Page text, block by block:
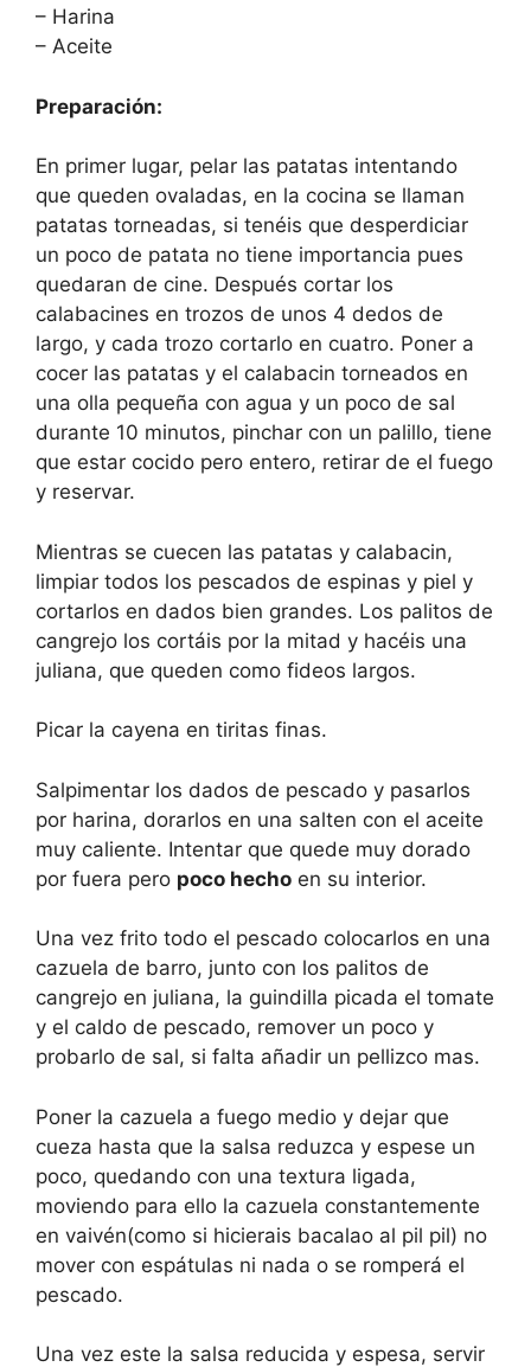
– Harina
– Aceite
Preparación:
En primer lugar, pelar las patatas intentando
que queden ovaladas, en la cocina se llaman
patatas torneadas, si tenéis que desperdiciar
un poco de patata no tiene importancia pues
quedaran de cine. Después cortar los
calabacines en trozos de unos 4 dedos de
largo, y cada trozo cortarlo en cuatro. Poner a
cocer las patatas y el calabacin torneados en
una olla pequeña con agua y un poco de sal
durante 10 minutos, pinchar con un palillo, tiene
que estar cocido pero entero, retirar de el fuego
y reservar.
Mientras se cuecen las patatas y calabacin,
limpiar todos los pescados de espinas y piel y
cortarlos en dados bien grandes. Los palitos de
cangrejo los cortáis por la mitad y hacéis una
juliana, que queden como fideos largos.
Picar la cayena en tiritas finas.
Salpimentar los dados de pescado y pasarlos
por harina, dorarlos en una salten con el aceite
muy caliente. Intentar que quede muy dorado
por fuera pero poco hecho en su interior.
Una vez frito todo el pescado colocarlos en una
cazuela de barro, junto con los palitos de
cangrejo en juliana, la guindilla picada el tomate
y el caldo de pescado, remover un poco y
probarlo de sal, si falta añadir un pellizco mas.
Poner la cazuela a fuego medio y dejar que
cueza hasta que la salsa reduzca y espese un
poco, quedando con una textura ligada,
moviendo para ello la cazuela constantemente
en vaivén(como si hicierais bacalao al pil pil) no
mover con espátulas ni nada o se romperá el
pescado.
Una vez este la salsa reducida y espesa, servir